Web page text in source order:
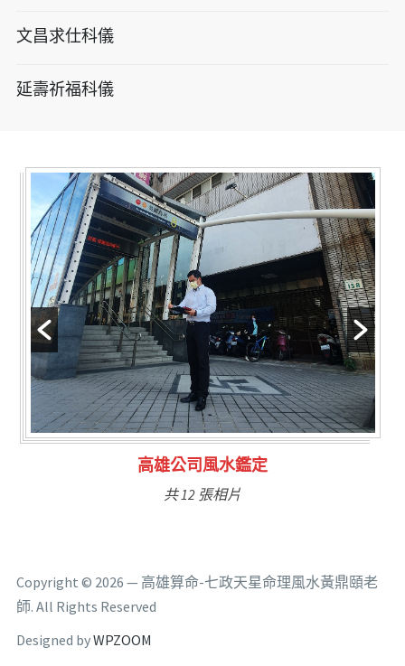
文昌求仕科儀
延壽祈福科儀
林氏福主量子生基造命
共 6 張相片
Copyright © 2026 — 高雄算命-七政天星命理風水黃鼎頤老
師. All Rights Reserved
Designed byWPZOOM